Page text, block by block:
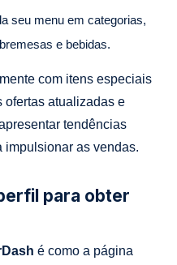
seu menu em categorias,
e bebidas.
com itens especiais
ofertas atualizadas e
tendências
impulsionar as vendas.
para obter
é como a página